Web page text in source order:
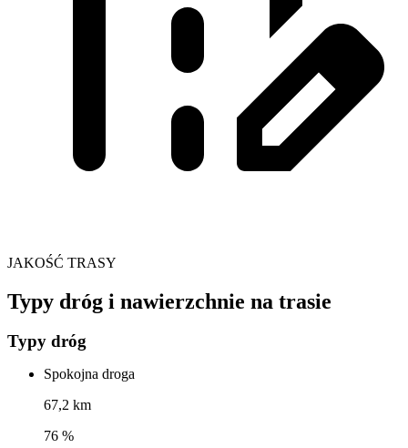
JAKOŚĆ TRASY
Typy dróg i nawierzchnie na trasie
Typy dróg
Spokojna droga
67,2 km
76 %